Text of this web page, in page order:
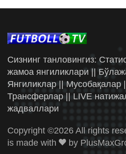
Сизнинг танловингиз:
жамоа янгиликлари ||
Янгиликлар || Мусобақалар
Трансферлар || LIVE
жадваллари
Copyright ©2026 All rights
is made with
by